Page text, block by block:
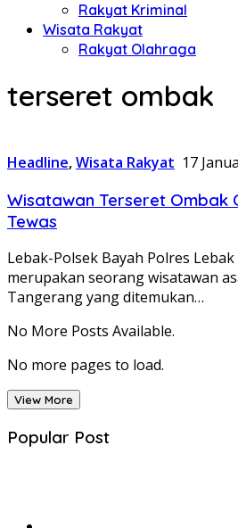
Rakyat Kriminal
Wisata Rakyat
Rakyat Olahraga
terseret ombak
Headline,Wisata Rakyat 17
Wisatawan Terseret Ombak
Tewas
Lebak-Polsek Bayah Polres
merupakan seorang wisatawan
Tangerang yang ditemukan…
No More Posts Available.
No more pages to load.
View More
Popular Post